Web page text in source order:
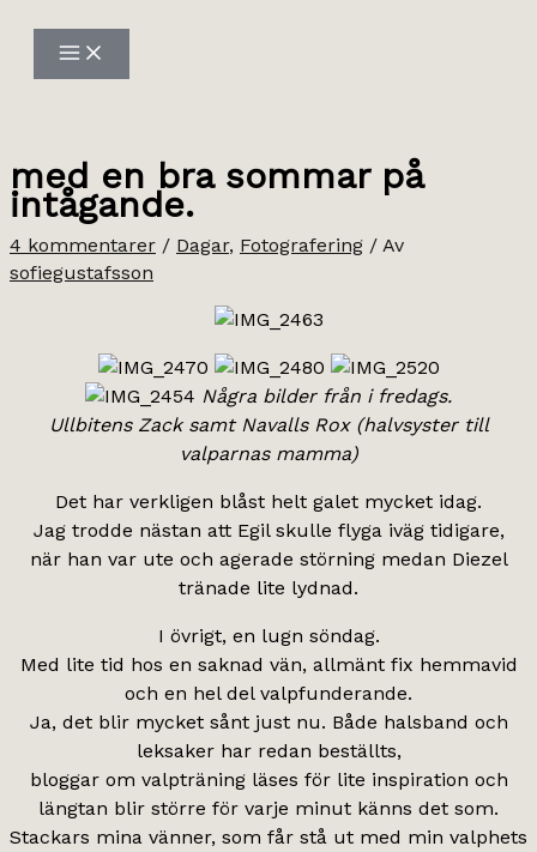
innehåll
med en bra sommar på
intågande.
4 kommentarer / Dagar, Fotografering / Av
sofiegustafsson
Några bilder från i fredags.
Ullbitens Zack samt Navalls Rox (halvsyster till
valparnas mamma)
Det har verkligen blåst helt galet mycket idag.
Jag trodde nästan att Egil skulle flyga iväg tidigare,
när han var ute och agerade störning medan Diezel
tränade lite lydnad.
I övrigt, en lugn söndag.
Med lite tid hos en saknad vän, allmänt fix hemmavid
och en hel del valpfunderande.
Ja, det blir mycket sånt just nu. Både halsband och
leksaker har redan beställts,
bloggar om valpträning läses för lite inspiration och
längtan blir större för varje minut känns det som.
Stackars mina vänner, som får stå ut med min valphets